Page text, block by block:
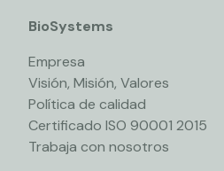
BioSystems
Empresa
Visión, Misión, Valores
Política de calidad
Certificado ISO 90001 2015
Trabaja con nosotros